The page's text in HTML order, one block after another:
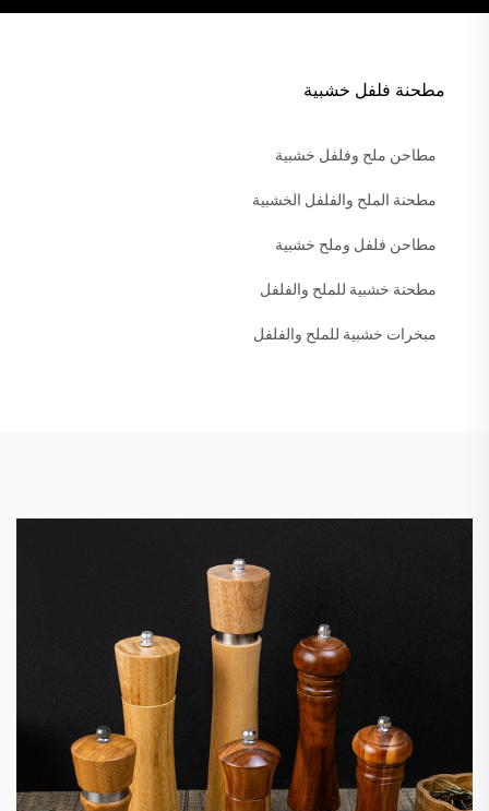
مطحنة فلفل خشبية
مطاحن ملح وفلفل خشبية
مطحنة الملح والفلفل الخشبية
مطاحن فلفل وملح خشبية
مطحنة خشبية للملح والفلفل
مبخرات خشبية للملح والفلفل